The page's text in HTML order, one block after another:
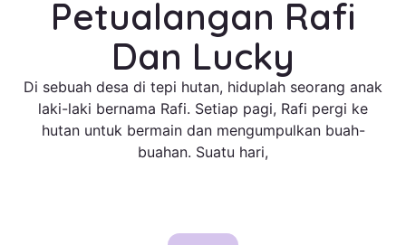
Petualangan Rafi
Dan Lucky
Di sebuah desa di tepi hutan, hiduplah seorang anak
laki-laki bernama Rafi. Setiap pagi, Rafi pergi ke
hutan untuk bermain dan mengumpulkan buah-
buahan. Suatu hari,